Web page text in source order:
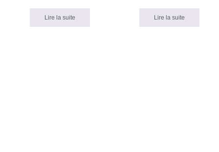
Lire la suite Lire la suite